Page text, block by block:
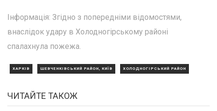
Інформація: Згідно з попередніми відомостями,
внаслідок удару в Холодногірському районі
спалахнула пожежа.
ХАРКІВ ШЕВЧЕНКІВСЬКИЙ РАЙОН, КИЇВ ХОЛОДНОГІРСЬКИЙ РАЙОН
ЧИТАЙТЕ ТАКОЖ